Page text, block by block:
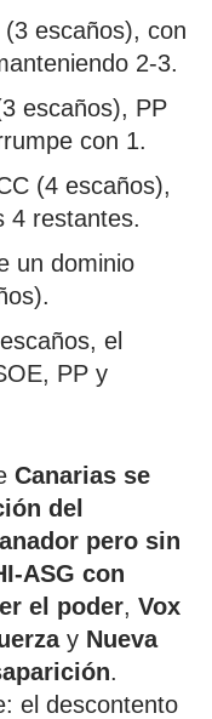
escaños), con
2-3.
escaños), PP
con 1.
(4 escaños),
4 restantes.
un dominio
el
PP y
Canarias se
del
pero sin
ASG con
el poder, Vox
y Nueva
.
el descontento